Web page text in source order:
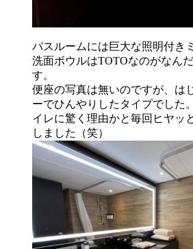
バスルームには巨大な照明付き
洗面ボウルはTOTOなのがなん
す。
便座の写真は無いのですが、は
ーでひんやりしたタイプでした
イレに驚く理由かと毎回ヒヤッ
しました（笑）